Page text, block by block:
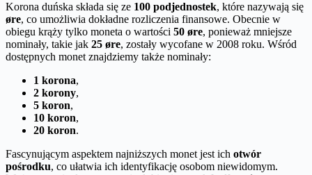
Korona duńska składa się ze 100 podjednostek, które nazywają się
øre, co umożliwia dokładne rozliczenia finansowe. Obecnie w
obiegu krąży tylko moneta o wartości 50 øre, ponieważ mniejsze
nominały, takie jak 25 øre, zostały wycofane w 2008 roku. Wśród
dostępnych monet znajdziemy także nominały:
1 korona,
2 korony,
5 koron,
10 koron,
20 koron.
Fascynującym aspektem najniższych monet jest ich otwór
pośrodku, co ułatwia ich identyfikację osobom niewidomym.